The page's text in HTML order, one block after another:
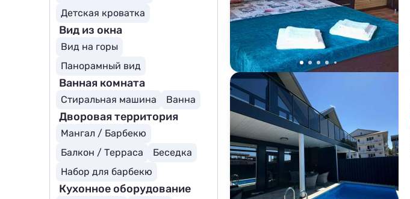
Детская кроватка
Вид из окна
Вид на горы
Панорамный вид
Ванная комната
Стиральная машина Ванна
Дворовая территория
Мангал / Барбекю
Балкон / Терраса
Беседка
Набор для барбекю
Кухонное оборудование